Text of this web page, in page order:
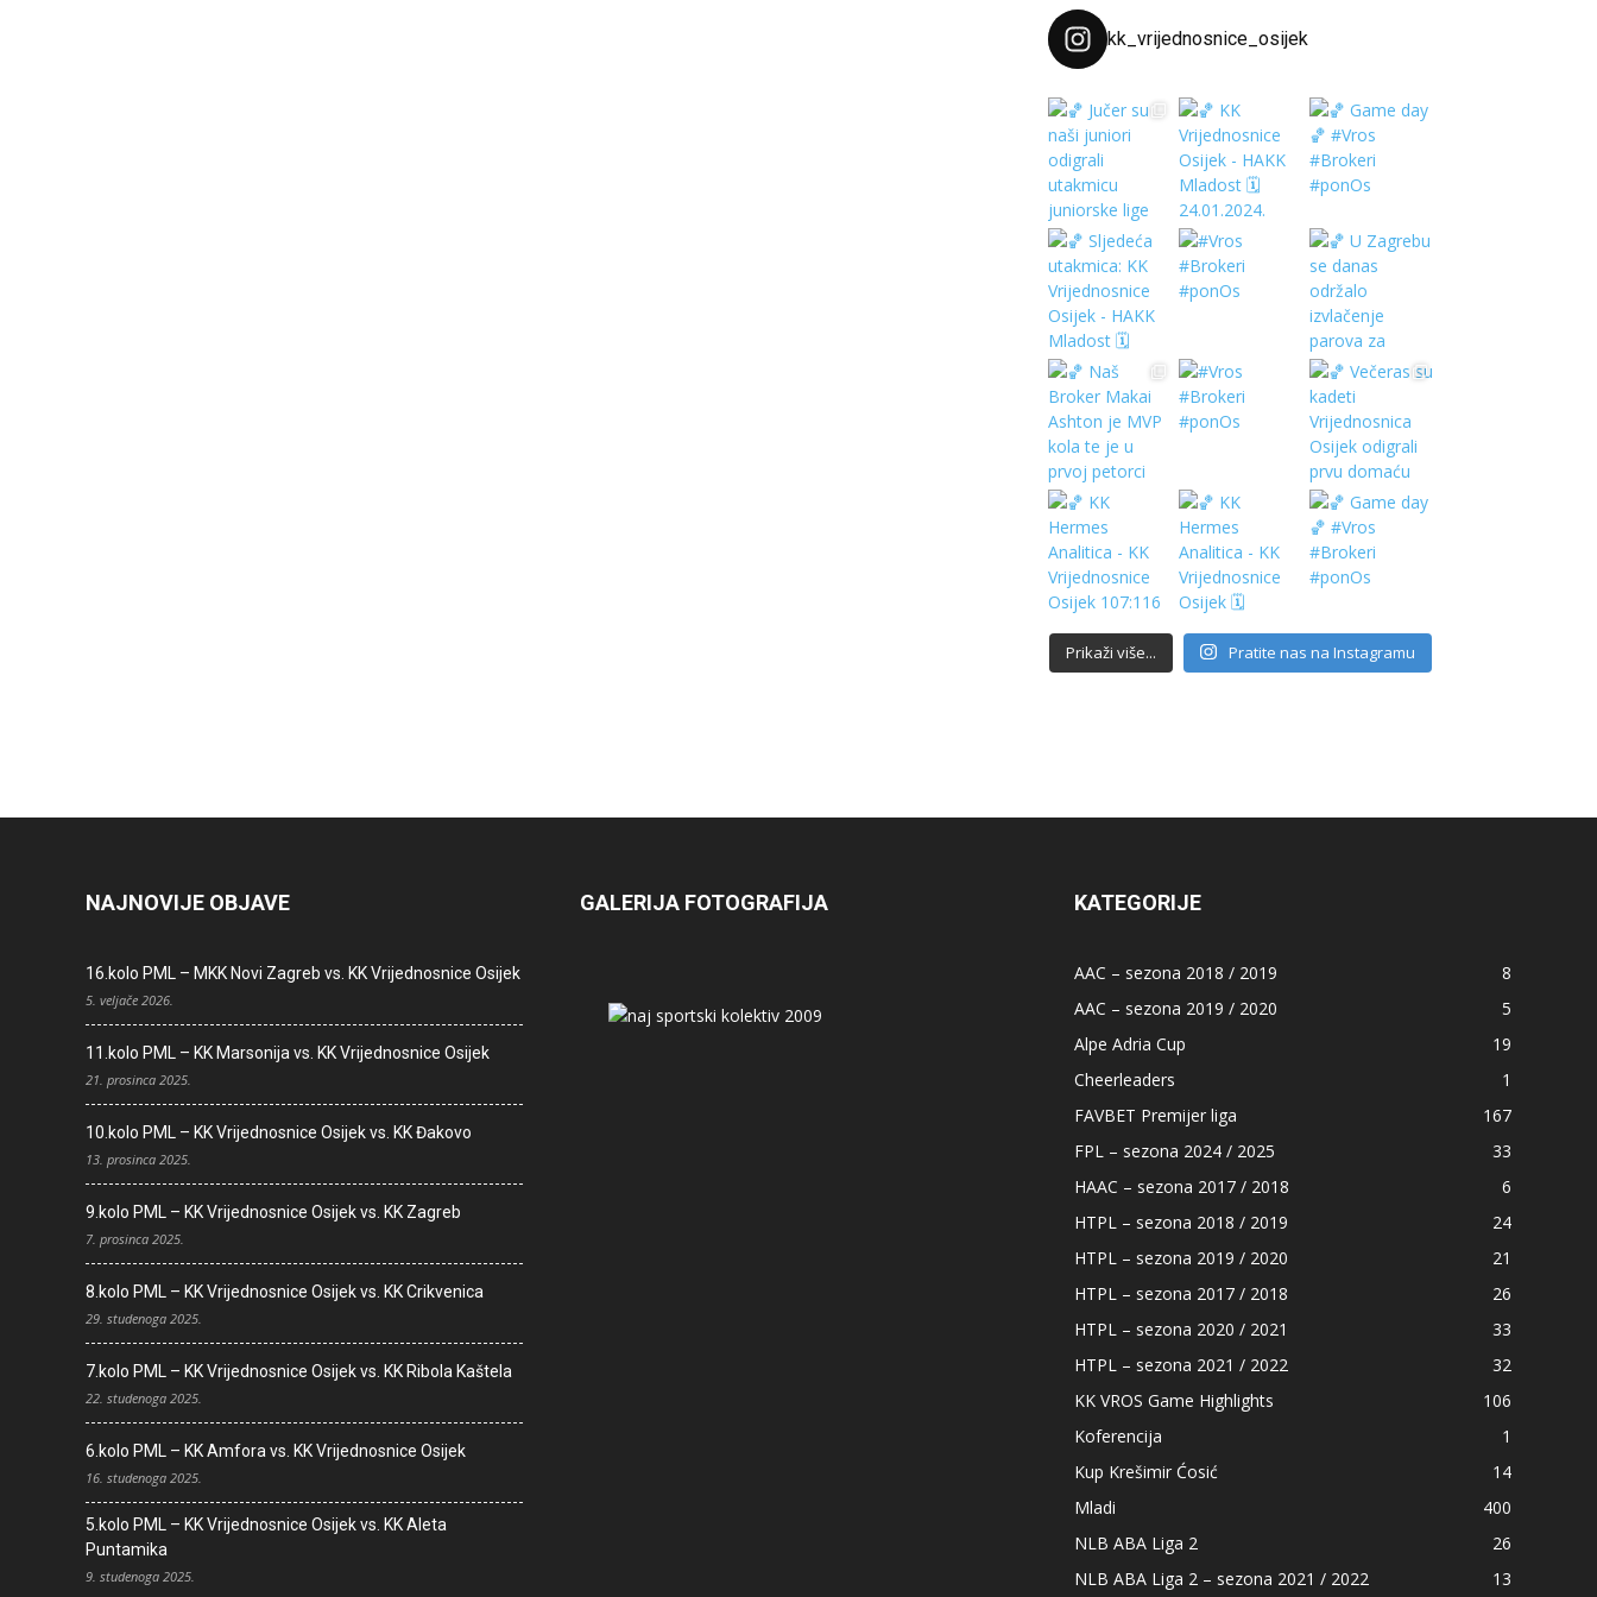
kk_vrijednosnice_osijek
Prikaži više... Pratite nas na Instagramu
NAJNOVIJE OBJAVE
16.kolo PML – MKK Novi Zagreb vs. KK Vrijednosnice Osijek
5. veljače 2026.
11.kolo PML – KK Marsonija vs. KK Vrijednosnice Osijek
21. prosinca 2025.
10.kolo PML – KK Vrijednosnice Osijek vs. KK Đakovo
13. prosinca 2025.
9.kolo PML – KK Vrijednosnice Osijek vs. KK Zagreb
7. prosinca 2025.
8.kolo PML – KK Vrijednosnice Osijek vs. KK Crikvenica
29. studenoga 2025.
7.kolo PML – KK Vrijednosnice Osijek vs. KK Ribola Kaštela
22. studenoga 2025.
6.kolo PML – KK Amfora vs. KK Vrijednosnice Osijek
16. studenoga 2025.
5.kolo PML – KK Vrijednosnice Osijek vs. KK Aleta
Puntamika
9. studenoga 2025.
GALERIJA FOTOGRAFIJA KATEGORIJE
AAC – sezona 2018 / 2019
8
AAC – sezona 2019 / 2020
5
Alpe Adria Cup
19
Cheerleaders
1
FAVBET Premijer liga
167
FPL – sezona 2024 / 2025
33
HAAC – sezona 2017 / 2018
6
HTPL – sezona 2018 / 2019
24
HTPL – sezona 2019 / 2020
21
HTPL – sezona 2017 / 2018
26
HTPL – sezona 2020 / 2021
33
HTPL – sezona 2021 / 2022
32
KK VROS Game Highlights
106
Koferencija
1
Kup Krešimir Ćosić
14
Mladi
400
NLB ABA Liga 2
26
NLB ABA Liga 2 – sezona 2021 / 2022
13